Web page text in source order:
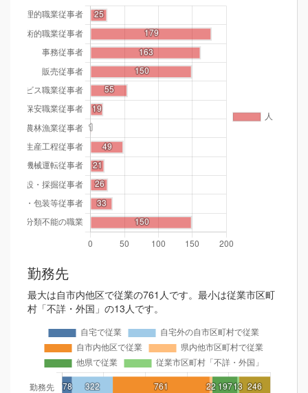
勤務先
最大は自市内他区で従業の761人です。最小は従業市区町
村「不詳・外国」の13人です。